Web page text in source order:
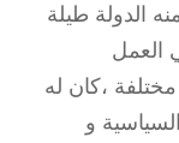
الدولة طيلة
العمل
،كان له
و